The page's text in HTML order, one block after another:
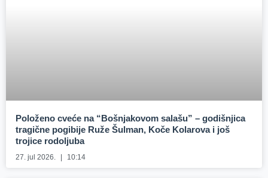
Položeno cveće na “Bošnjakovom salašu” – godišnjica
tragične pogibije Ruže Šulman, Koče Kolarova i još
trojice rodoljuba
27. jul 2026. 10:14